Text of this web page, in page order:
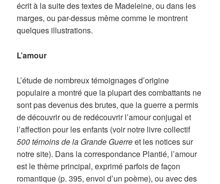
écrit à la suite des textes de Madeleine, ou dans les
marges, ou par-dessus même comme le montrent
quelques illustrations.
L’amour
L’étude de nombreux témoignages d’origine
populaire a montré que la plupart des combattants ne
sont pas devenus des brutes, que la guerre a permis
de découvrir ou de redécouvrir l’amour conjugal et
l’affection pour les enfants (voir notre livre collectif
500 témoins de la Grande Guerreet les notices sur
notre site). Dans la correspondance Plantié, l’amour
est le thème principal, exprimé parfois de façon
romantique (p. 395, envoi d’un poème), ou avec des